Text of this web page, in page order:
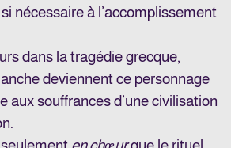
nécessaire à l’accomplissement
dans la tragédie grecque,
deviennent ce personnage
aux souffrances d’une civilisation